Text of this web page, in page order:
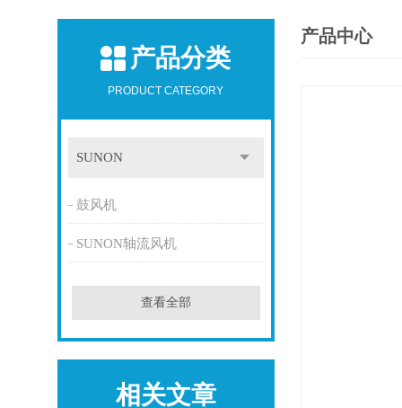
产品分类
PRODUCT CATEGORY
SUNON
鼓风机
SUNON轴流风机
查看全部
相关文章
产品中心